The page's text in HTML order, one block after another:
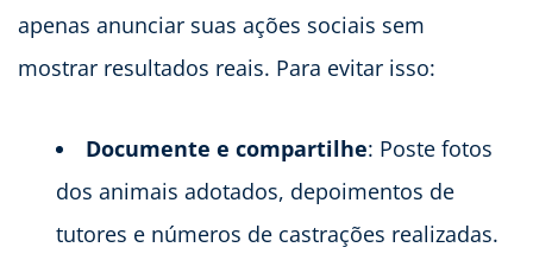
apenas anunciar suas ações sociais sem
mostrar resultados reais. Para evitar isso:
Documente e compartilhe: Poste fotos
dos animais adotados, depoimentos de
tutores e números de castrações realizadas.